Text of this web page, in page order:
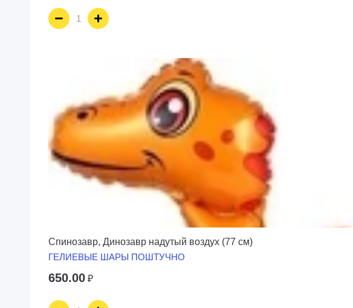
Спинозавр, Динозавр надутый воздух (77 см)
ГЕЛИЕВЫЕ ШАРЫ ПОШТУЧНО
650.00 ₽